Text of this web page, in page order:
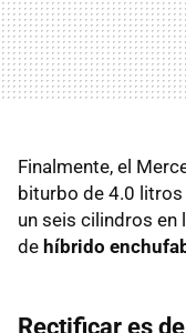
Finalmente, el
biturbo de 4.0 litros
un seis cilindros en
de híbrido
Rectificar es